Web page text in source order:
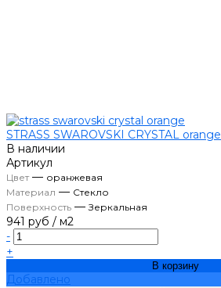
STRASS SWAROVSKI CRYSTAL orange
В наличии
Артикул
Цвет— оранжевая
Материал — Стекло
Поверхность —Зеркальная
941 руб / м2
-
+
В корзину
Добавлено